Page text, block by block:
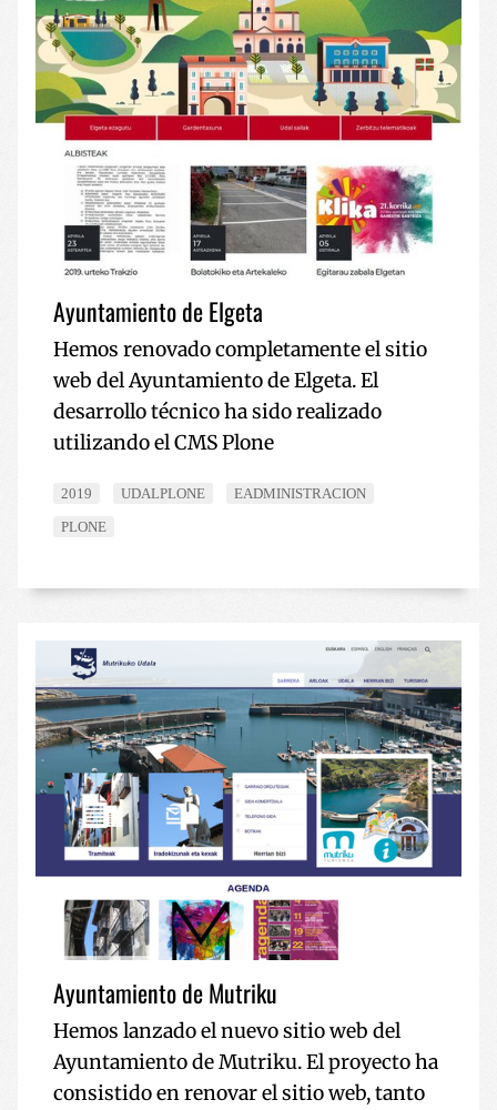
Ayuntamiento de Elgeta
Hemos renovado completamente el sitio
web del Ayuntamiento de Elgeta. El
desarrollo técnico ha sido realizado
utilizando el CMS Plone
2019 UDALPLONE
EADMINISTRACION
PLONE
Ayuntamiento de Mutriku
Hemos lanzado el nuevo sitio web del
Ayuntamiento de Mutriku. El proyecto ha
consistido en renovar el sitio web, tanto